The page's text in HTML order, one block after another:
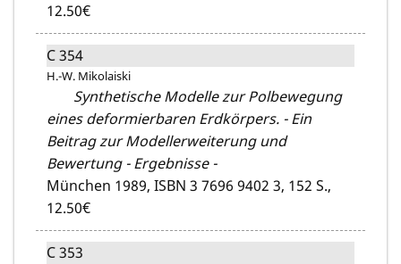
12.50€
C 354
H.-W. Mikolaiski
Synthetische Modelle zur Polbewegung
eines deformierbaren Erdkörpers. - Ein
Beitrag zur Modellerweiterung und
Bewertung - Ergebnisse -
München 1989, ISBN 3 7696 9402 3, 152 S.,
12.50€
C 353